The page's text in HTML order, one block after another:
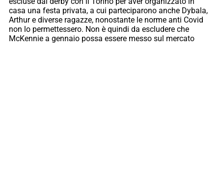
casa una festa privata, a cui parteciparono anche Dybala,
Arthur e diverse ragazze, nonostante le norme anti Covid
non lo permettessero. Non è quindi da escludere che
McKennie a gennaio possa essere messo sul mercato